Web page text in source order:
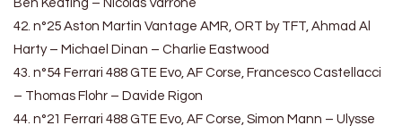
Ben Keating – Nicolas Varrone
42. n°25 Aston Martin Vantage AMR, ORT by TFT, Ahmad Al
Harty – Michael Dinan – Charlie Eastwood
43. n°54 Ferrari 488 GTE Evo, AF Corse, Francesco Castellacci
– Thomas Flohr – Davide Rigon
44. n°21 Ferrari 488 GTE Evo, AF Corse, Simon Mann – Ulysse